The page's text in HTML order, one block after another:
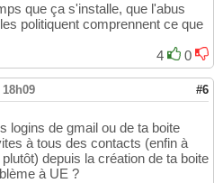
que ça s'installe, que l'abus
politiquent comprennent ce que
4
0
18h09 #6
logins de gmail ou de ta boite
à tous des contacts (enfin à
depuis la création de ta boite
à UE ?